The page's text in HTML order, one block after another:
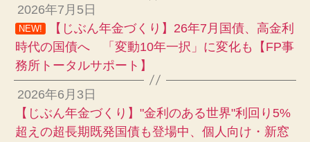
2026年7月5日
NEW!
【じぶん年金づくり】26年7月国債、高金利
時代の国債へ 「変動10年一択」に変化も【FP事
務所トータルサポート】
2026年6月3日
【じぶん年金づくり】"金利のある世界"利回り5%
超えの超長期既発国債も登場中、個人向け・新窓